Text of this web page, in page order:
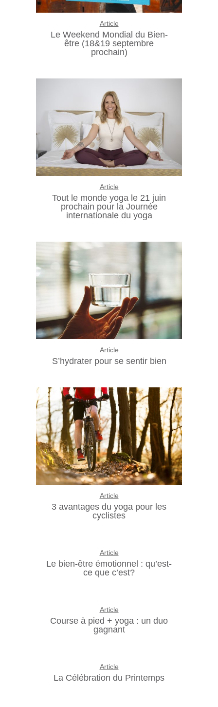
Article
Le Weekend Mondial du Bien-
être (18&19 septembre
prochain)
Article
Tout le monde yoga le 21 juin
prochain pour la Journée
internationale du yoga
Article
S’hydrater pour se sentir bien
Article
3 avantages du yoga pour les
cyclistes
Article
Le bien-être émotionnel : qu’est-
ce que c’est?
Article
Course à pied + yoga : un duo
gagnant
Article
La Célébration du Printemps